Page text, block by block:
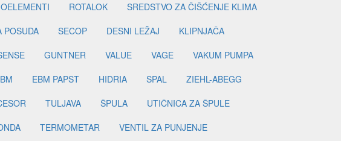
ROTALOK
SREDSTVO ZA ČIŠĆENJE KLIMA
POSUDA SECOP DESNI LEŽAJ
KLIPNJAČA
GUNTNER VALUE VAGE
VAKUM PUMPA
EBM PAPST HIDRIA SPAL
ZIEHL-ABEGG
TULJAVA ŠPULA
UTIČNICA ZA ŠPULE
TERMOMETAR
VENTIL ZA PUNJENJE